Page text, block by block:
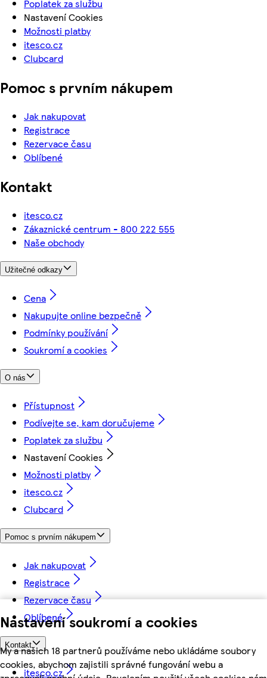
Nastavení soukromí a cookies
My a našich 18 partnerů používáme nebo ukládáme soubory
cookies, abychom zajistili správné fungování webu a
Poplatek za službu
Nastavení Cookies
Možnosti platby
itesco.cz
Clubcard
Pomoc s prvním nákupem
Jak nakupovat
Registrace
Rezervace času
Oblíbené
Kontakt
itesco.cz
Zákaznické centrum - 800 222 555
Naše obchody
Užitečné odkazy
Cena
Nakupujte online bezpečně
Podmínky používání
Soukromí a cookies
O nás
Přístupnost
Podívejte se, kam doručujeme
Poplatek za službu
Nastavení Cookies
Možnosti platby
itesco.cz
Clubcard
Pomoc s prvním nákupem
Jak nakupovat
Registrace
Rezervace času
Oblíbené
Kontakt
itesco.cz